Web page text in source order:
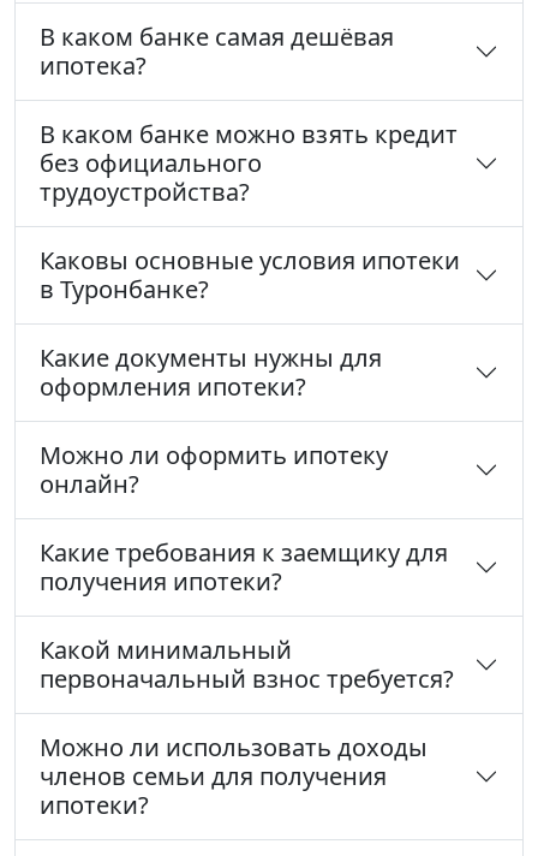
В каком банке самая дешёвая
ипотека?
В каком банке можно взять кредит
без официального
трудоустройства?
Каковы основные условия ипотеки
в Туронбанке?
Какие документы нужны для
оформления ипотеки?
Можно ли оформить ипотеку
онлайн?
Какие требования к заемщику для
получения ипотеки?
Какой минимальный
первоначальный взнос требуется?
Можно ли использовать доходы
членов семьи для получения
ипотеки?